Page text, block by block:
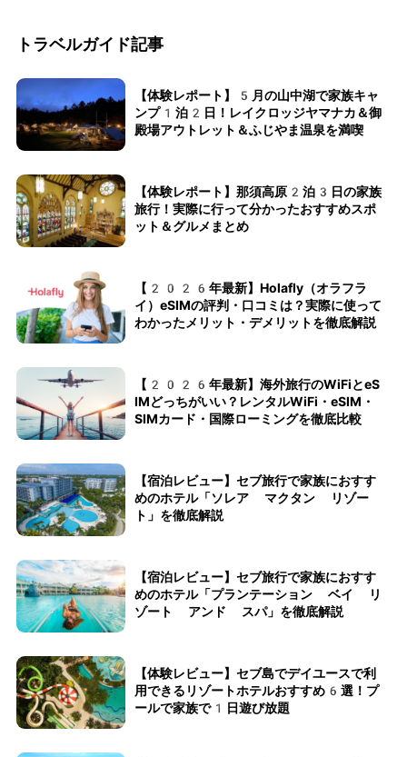
トラベルガイド記事
【体験レポート】5月の山中湖で家族キャ
ンプ1泊2日！レイクロッジヤマナカ＆御
殿場アウトレット＆ふじやま温泉を満喫
【体験レポート】那須高原2泊3日の家族
旅行！実際に行って分かったおすすめスポ
ット＆グルメまとめ
【2026年最新】Holafly（オラフラ
イ）eSIMの評判・口コミは？実際に使って
わかったメリット・デメリットを徹底解説
【2026年最新】海外旅行のWiFiとeS
IMどっちがいい？レンタルWiFi・eSIM・
SIMカード・国際ローミングを徹底比較
【宿泊レビュー】セブ旅行で家族におすす
めのホテル「ソレア マクタン リゾー
ト」を徹底解説
【宿泊レビュー】セブ旅行で家族におすす
めのホテル「プランテーション ベイ リ
ゾート アンド スパ」を徹底解説
【体験レビュー】セブ島でデイユースで利
用できるリゾートホテルおすすめ6選！プ
ールで家族で1日遊び放題